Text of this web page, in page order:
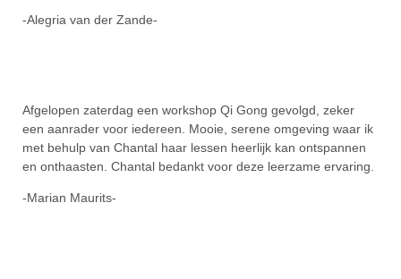
-Alegria van der Zande-
Afgelopen zaterdag een workshop Qi Gong gevolgd, zeker
een aanrader voor iedereen. Mooie, serene omgeving waar ik
met behulp van Chantal haar lessen heerlijk kan ontspannen
en onthaasten. Chantal bedankt voor deze leerzame ervaring.
-Marian Maurits-